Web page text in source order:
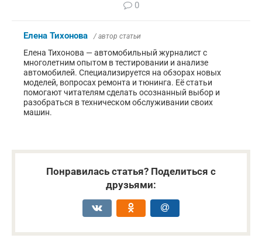
0
Елена Тихонова / автор статьи
Елена Тихонова — автомобильный журналист с
многолетним опытом в тестировании и анализе
автомобилей. Специализируется на обзорах новых
моделей, вопросах ремонта и тюнинга. Её статьи
помогают читателям сделать осознанный выбор и
разобраться в техническом обслуживании своих
машин.
Понравилась статья? Поделиться с
друзьями: